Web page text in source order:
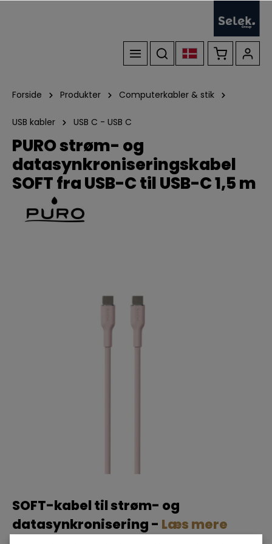
Forside Produkter Computerkabler & stik
USB kabler USB C - USB C
PURO strøm- og
datasynkroniseringskabel
SOFT fra USB-C til USB-C 1,5 m
SOFT-kabel til strøm- og
datasynkronisering - Læs mere